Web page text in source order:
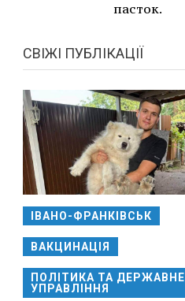
пасток.
СВІЖІ ПУБЛІКАЦІЇ
ІВАНО-ФРАНКІВСЬК
ВАКЦИНАЦІЯ
ПОЛІТИКА ТА ДЕРЖАВНЕ
УПРАВЛІННЯ